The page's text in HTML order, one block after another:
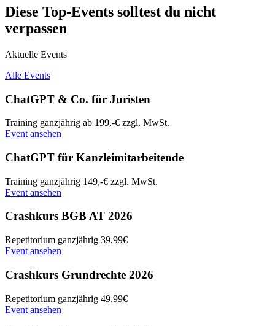
Diese Top-Events solltest du nicht
verpassen​
Aktuelle Events
Alle Events
ChatGPT & Co. für Juristen
Training ganzjährig ab 199,-€ zzgl. MwSt.
Event ansehen
ChatGPT für Kanzleimitarbeitende
Training ganzjährig 149,-€ zzgl. MwSt.
Event ansehen
Crashkurs BGB AT 2026
Repetitorium ganzjährig 39,99€
Event ansehen
Crashkurs Grundrechte 2026
Repetitorium ganzjährig 49,99€
Event ansehen